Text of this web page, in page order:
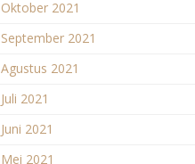
Oktober 2021
September 2021
Agustus 2021
Juli 2021
Juni 2021
Mei 2021